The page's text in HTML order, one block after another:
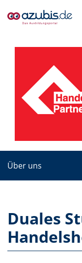
Über uns
Duales